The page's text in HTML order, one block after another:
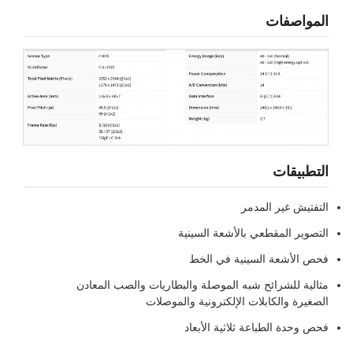
المواصفات
التطبيقات
التفتيش غير المدمر
التصوير المقطعي بالأشعة السينية
فحص الأشعة السينية في الخط
مثالية للشرائح شبه الموصلة والبطاريات والصب المعادن
الصغيرة والكابلات الإلكترونية والموصلات
فحص وحدة الطباعة ثلاثية الأبعاد